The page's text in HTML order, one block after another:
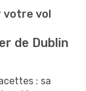
votre vol
de Dublin
: sa